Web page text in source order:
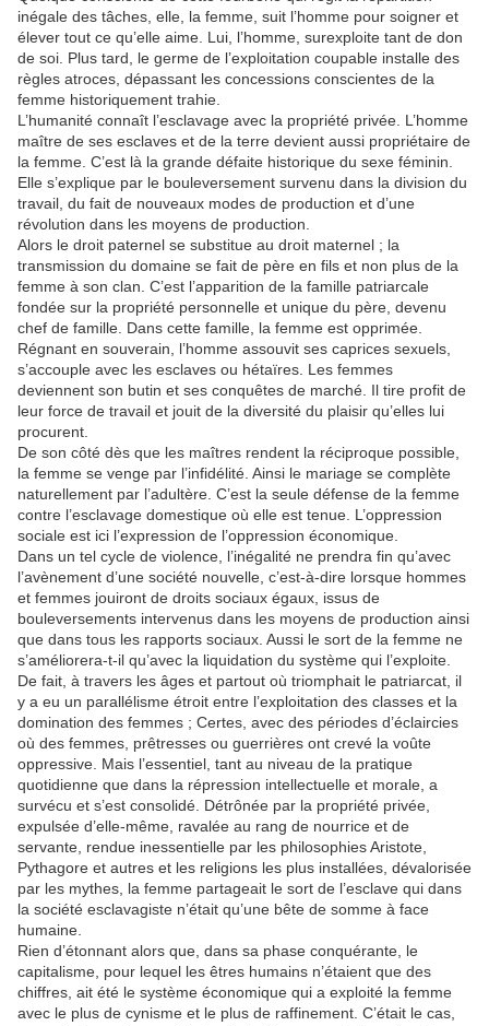
inégale des tâches, elle, la femme, suit l’homme pour soigner et
élever tout ce qu’elle aime. Lui, l’homme, surexploite tant de don
de soi. Plus tard, le germe de l’exploitation coupable installe des
règles atroces, dépassant les concessions conscientes de la
femme historiquement trahie.
L’humanité connaît l’esclavage avec la propriété privée. L’homme
maître de ses esclaves et de la terre devient aussi propriétaire de
la femme. C’est là la grande défaite historique du sexe féminin.
Elle s’explique par le bouleversement survenu dans la division du
travail, du fait de nouveaux modes de production et d’une
révolution dans les moyens de production.
Alors le droit paternel se substitue au droit maternel ; la
transmission du domaine se fait de père en fils et non plus de la
femme à son clan. C’est l’apparition de la famille patriarcale
fondée sur la propriété personnelle et unique du père, devenu
chef de famille. Dans cette famille, la femme est opprimée.
Régnant en souverain, l’homme assouvit ses caprices sexuels,
s’accouple avec les esclaves ou hétaïres. Les femmes
deviennent son butin et ses conquêtes de marché. Il tire profit de
leur force de travail et jouit de la diversité du plaisir qu’elles lui
procurent.
De son côté dès que les maîtres rendent la réciproque possible,
la femme se venge par l’infidélité. Ainsi le mariage se complète
naturellement par l’adultère. C’est la seule défense de la femme
contre l’esclavage domestique où elle est tenue. L’oppression
sociale est ici l’expression de l’oppression économique.
Dans un tel cycle de violence, l’inégalité ne prendra fin qu’avec
l’avènement d’une société nouvelle, c’est-à-dire lorsque hommes
et femmes jouiront de droits sociaux égaux, issus de
bouleversements intervenus dans les moyens de production ainsi
que dans tous les rapports sociaux. Aussi le sort de la femme ne
s’améliorera-t-il qu’avec la liquidation du système qui l’exploite.
De fait, à travers les âges et partout où triomphait le patriarcat, il
y a eu un parallélisme étroit entre l’exploitation des classes et la
domination des femmes ; Certes, avec des périodes d’éclaircies
où des femmes, prêtresses ou guerrières ont crevé la voûte
oppressive. Mais l’essentiel, tant au niveau de la pratique
quotidienne que dans la répression intellectuelle et morale, a
survécu et s’est consolidé. Détrônée par la propriété privée,
expulsée d’elle-même, ravalée au rang de nourrice et de
servante, rendue inessentielle par les philosophies Aristote,
Pythagore et autres et les religions les plus installées, dévalorisée
par les mythes, la femme partageait le sort de l’esclave qui dans
la société esclavagiste n’était qu’une bête de somme à face
humaine.
Rien d’étonnant alors que, dans sa phase conquérante, le
capitalisme, pour lequel les êtres humains n’étaient que des
chiffres, ait été le système économique qui a exploité la femme
avec le plus de cynisme et le plus de raffinement. C’était le cas,